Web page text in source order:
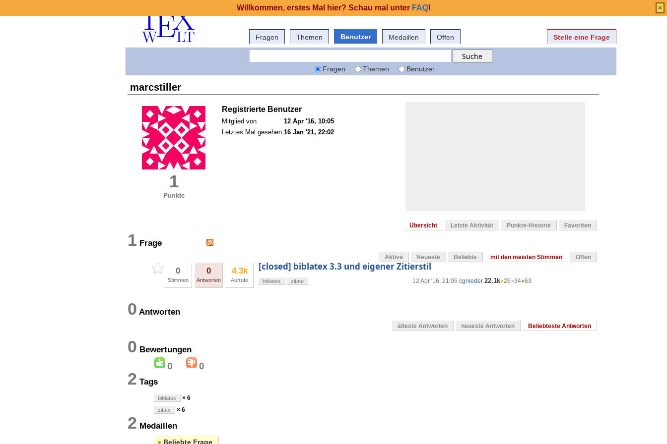
Fragen Themen Benutzer Medaillen Offen Stelle eine Frage
Fragen Themen Benutzer
marcstiller
1
Punkte
Registrierte Benutzer
Mitglied von
12 Apr '16, 10:05
Letztes Mal gesehen 16 Jan '21, 22:02
Übersicht Letzte Aktivität Punkte-Historie Favoriten
1 Frage
Aktive Neueste Beliebte mit den meisten Stimmen Offen
0
Stimmen
0
Antworten
4.3k
Aufrufe
[closed] biblatex 3.3 und eigener Zitierstil
12 Apr '16, 21:05 cgnieder 22.1k●26●34●63
biblatex zitate
0 Antworten
älteste Antworten neueste Antworten Beliebteste Antworten
0 Bewertungen
0 0
2 Tags
biblatex × 6
zitate × 6
2 Medaillen
● Beliebte Frage
Willkommen, erstes Mal hier? Schau mal unter FAQ! ×